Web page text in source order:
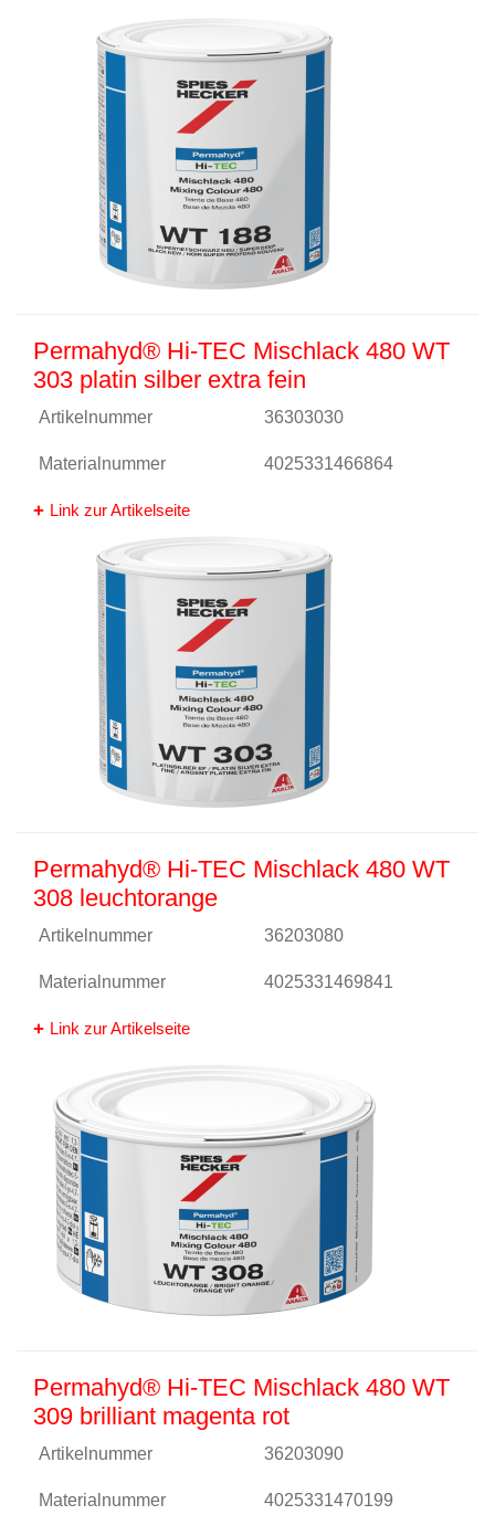
Permahyd® Hi-TEC Mischlack 480 WT
303 platin silber extra fein
Artikelnummer 36303030
Materialnummer 4025331466864
Link zur Artikelseite
Permahyd® Hi-TEC Mischlack 480 WT
308 leuchtorange
Artikelnummer 36203080
Materialnummer 4025331469841
Link zur Artikelseite
Permahyd® Hi-TEC Mischlack 480 WT
309 brilliant magenta rot
Artikelnummer 36203090
Materialnummer 4025331470199